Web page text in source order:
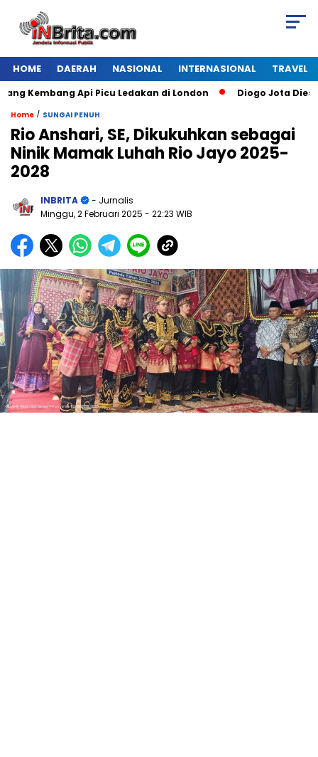
HOME DAERAH NASIONAL INTERNASIONAL TRAVEL
Api Picu Ledakan di London Diogo Jota Dies in
Home / SUNGAI PENUH
Rio Anshari, SE, Dikukuhkan sebagai
Ninik Mamak Luhah Rio Jayo 2025-
2028
INBRITA
- Jurnalis
Minggu, 2 Februari 2025 - 22:23 WIB